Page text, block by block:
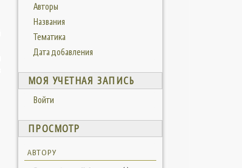
Авторы
Названия
Тематика
Дата добавления
МОЯ УЧЕТНАЯ ЗАПИСЬ
Войти
ПРОСМОТР
АВТОРУ